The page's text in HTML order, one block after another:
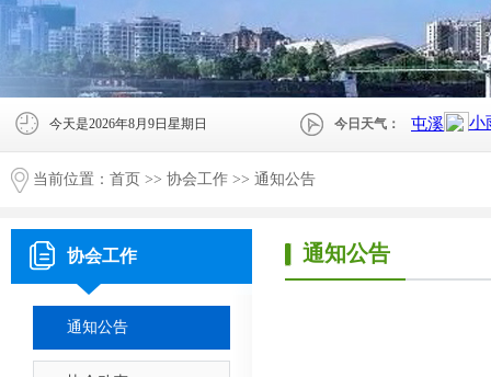
今天是2026年8月9日星期日 今日天气：
当前位置： 首页 >> 协会工作 >> 通知公告
协会工作
通知公告
通知公告